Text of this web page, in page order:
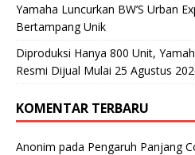
Yamaha Luncurkan BW’S Urban
Bertampang Unik
Diproduksi Hanya 800 Unit,
Resmi Dijual Mulai 25 Agustus
KOMENTAR TERBARU
Anonim pada Pengaruh Panjang